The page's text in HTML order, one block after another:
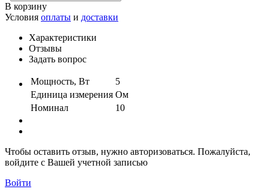
В корзину
Условия оплаты и доставки
Характеристики
Отзывы
Задать вопрос
Мощность, Вт
5
Единица измерения Ом
Номинал
10
Чтобы оставить отзыв, нужно авторизоваться. Пожалуйста,
войдите с Вашей учетной записью
Войти